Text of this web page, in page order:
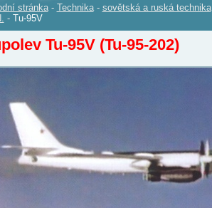
stránka - Technika - sovětská a ruská technika
- Tu-95V
Tu-95V (Tu-95-202)